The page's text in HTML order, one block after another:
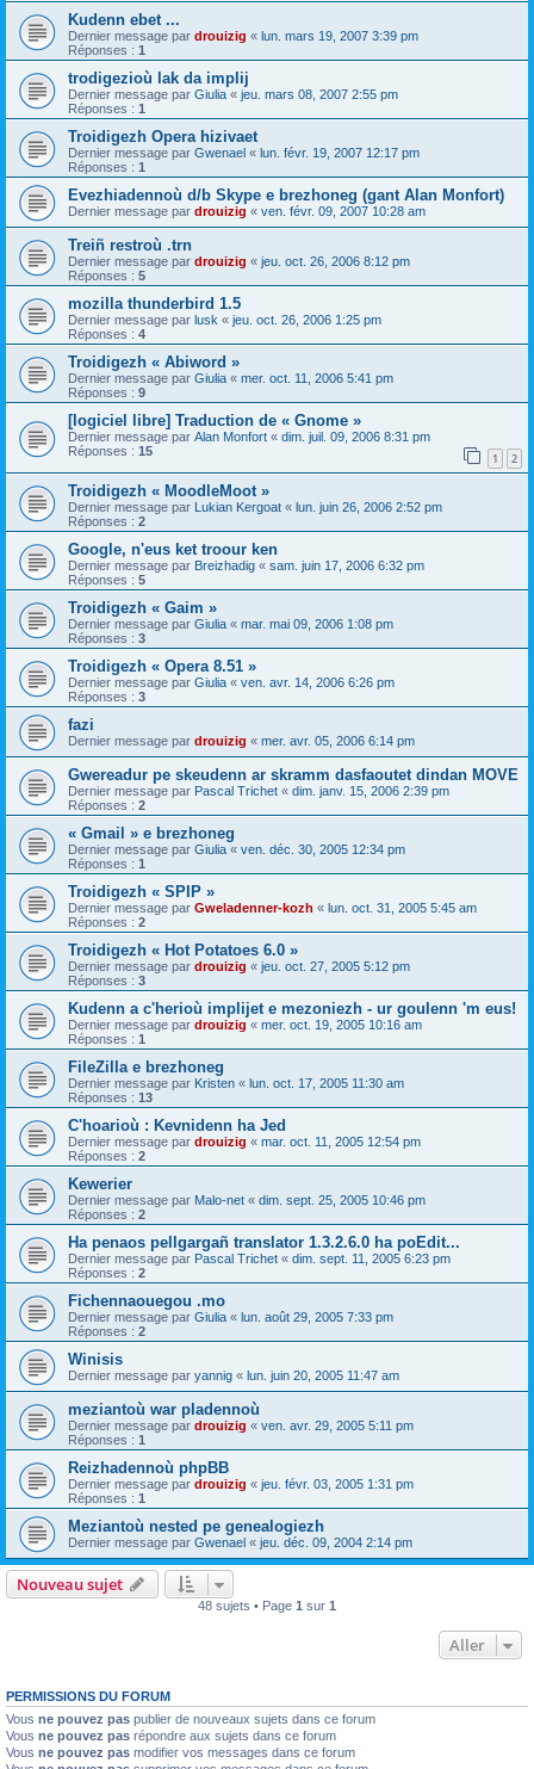
Kudenn ebet ...
Dernier message par drouizig « lun. mars 19, 2007 3:39 pm
Réponses : 1
trodigezioù lak da implij
Dernier message par Giulia « jeu. mars 08, 2007 2:55 pm
Réponses : 1
Troidigezh Opera hizivaet
Dernier message par Gwenael « lun. févr. 19, 2007 12:17 pm
Réponses : 1
Evezhiadennoù d/b Skype e brezhoneg (gant Alan Monfort)
Dernier message par drouizig « ven. févr. 09, 2007 10:28 am
Treiñ restroù .trn
Dernier message par drouizig « jeu. oct. 26, 2006 8:12 pm
Réponses : 5
mozilla thunderbird 1.5
Dernier message par lusk « jeu. oct. 26, 2006 1:25 pm
Réponses : 4
Troidigezh « Abiword »
Dernier message par Giulia « mer. oct. 11, 2006 5:41 pm
Réponses : 9
[logiciel libre] Traduction de « Gnome »
Dernier message par Alan Monfort « dim. juil. 09, 2006 8:31 pm
Réponses : 15 1 2
Troidigezh « MoodleMoot »
Dernier message par Lukian Kergoat « lun. juin 26, 2006 2:52 pm
Réponses : 2
Google, n'eus ket troour ken
Dernier message par Breizhadig « sam. juin 17, 2006 6:32 pm
Réponses : 5
Troidigezh « Gaim »
Dernier message par Giulia « mar. mai 09, 2006 1:08 pm
Réponses : 3
Troidigezh « Opera 8.51 »
Dernier message par Giulia « ven. avr. 14, 2006 6:26 pm
Réponses : 3
fazi
Dernier message par drouizig « mer. avr. 05, 2006 6:14 pm
Gwereadur pe skeudenn ar skramm dasfaoutet dindan MOVE
Dernier message par Pascal Trichet « dim. janv. 15, 2006 2:39 pm
Réponses : 2
« Gmail » e brezhoneg
Dernier message par Giulia « ven. déc. 30, 2005 12:34 pm
Réponses : 1
Troidigezh « SPIP »
Dernier message par Gweladenner-kozh « lun. oct. 31, 2005 5:45 am
Réponses : 2
Troidigezh « Hot Potatoes 6.0 »
Dernier message par drouizig « jeu. oct. 27, 2005 5:12 pm
Réponses : 3
Kudenn a c'herioù implijet e mezoniezh - ur goulenn 'm eus!
Dernier message par drouizig « mer. oct. 19, 2005 10:16 am
Réponses : 1
FileZilla e brezhoneg
Dernier message par Kristen « lun. oct. 17, 2005 11:30 am
Réponses : 13
C'hoarioù : Kevnidenn ha Jed
Dernier message par drouizig « mar. oct. 11, 2005 12:54 pm
Réponses : 2
Kewerier
Dernier message par Malo-net « dim. sept. 25, 2005 10:46 pm
Réponses : 2
Ha penaos pellgargañ translator 1.3.2.6.0 ha poEdit...
Dernier message par Pascal Trichet « dim. sept. 11, 2005 6:23 pm
Réponses : 2
Fichennaouegou .mo
Dernier message par Giulia « lun. août 29, 2005 7:33 pm
Réponses : 2
Winisis
Dernier message par yannig « lun. juin 20, 2005 11:47 am
meziantoù war pladennoù
Dernier message par drouizig « ven. avr. 29, 2005 5:11 pm
Réponses : 1
Reizhadennoù phpBB
Dernier message par drouizig « jeu. févr. 03, 2005 1:31 pm
Réponses : 1
Meziantoù nested pe genealogiezh
Dernier message par Gwenael « jeu. déc. 09, 2004 2:14 pm
Nouveau sujet
48 sujets • Page 1 sur 1
Aller
PERMISSIONS DU FORUM
Vous ne pouvez pas publier de nouveaux sujets dans ce forum
Vous ne pouvez pas répondre aux sujets dans ce forum
Vous ne pouvez pas modifier vos messages dans ce forum